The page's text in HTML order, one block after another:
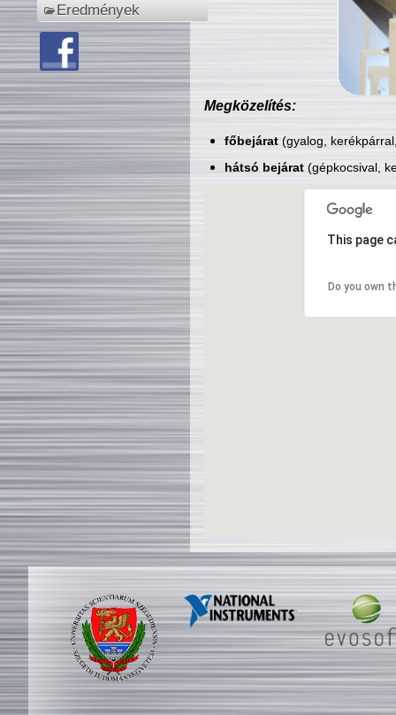
Eredmények
Megközelítés:
főbejárat(gyalog,
hátsó bejárat(gépkocsival,
This page
Do you own